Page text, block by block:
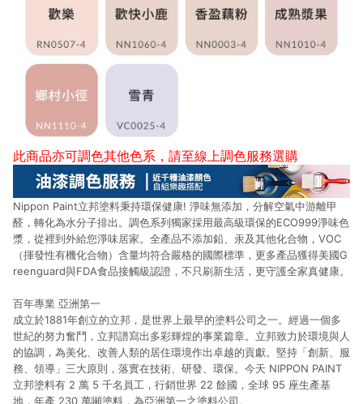
此商品亦可調色其他色系，請至線上調色服務選購
Nippon Paint立邦塗料秉持環保健康! 淨味無添加，分解空氣中游離甲
醛，轉化為水分子排出。調色系列獨家採用最高級環保的ECO999淨味色
漿，從裡到外給您淨味居家。全產品不添加鉛、汞及其他化合物，VOC
（揮發性有機化合物）含量均符合嚴格的國際標準，更多產品獲得美國G
reenguard與FDA食品接觸級認證，不只刷新生活，更守護全家真健康。
百年專業 亞洲第一
成立於1881年創立的立邦，是世界上最早的塗料公司之一。經過一個多
世紀的努力奮鬥，立邦譜寫出多彩輝煌的事業篇章。立邦致力於環境與人
的協調，為美化、改善人類的居住環境作出卓越的貢獻。堅持「創新、服
務、領導」三大原則，落實在技術、研發、環保。今天 NIPPON PAINT
立邦塗料有 2 萬 5 千名員工，行銷世界 22 餘國，全球 95 座生產基
地，年產 230 萬噸塗料，為亞洲第一之塗料公司。